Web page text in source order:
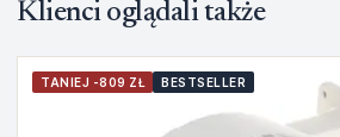
Klienci oglądali także
TANIEJ -809 ZŁ BESTSELLER